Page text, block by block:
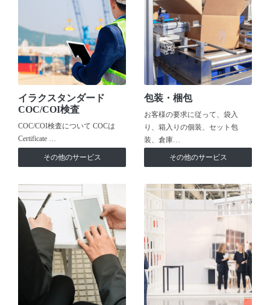
イラクスタンダード
COC/COI検査
COC/COI検査について COCは
Certificate …
その他のサービス
包装・梱包
お客様の要求に従って、袋入
り、箱入りの個装、セット包
装、倉庫…
その他のサービス